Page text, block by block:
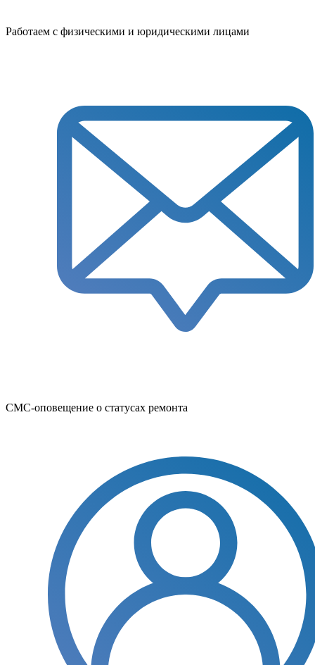
Работаем с физическими и юридическими лицами
СМС-оповещение о статусах ремонта